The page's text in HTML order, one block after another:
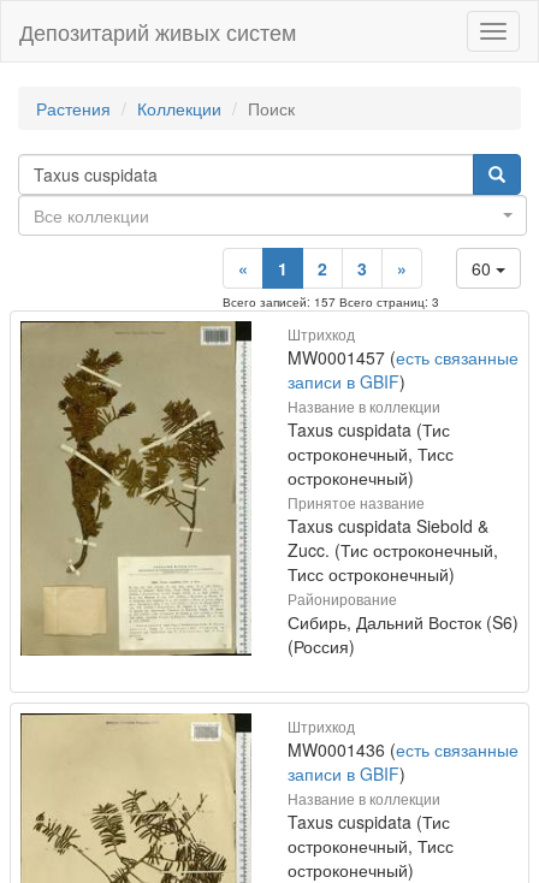
Депозитарий живых систем
Растения Коллекции Поиск
Все коллекции
60
« 1 2 3 »
Всего записей: 157 Всего страниц: 3
Штрихкод
MW0001457 (есть связанные
записи в GBIF)
Название в коллекции
Taxus cuspidata (Тис
остроконечный, Тисс
остроконечный)
Принятое название
Taxus cuspidata Siebold &
Zucc. (Тис остроконечный,
Тисс остроконечный)
Районирование
Сибирь, Дальний Восток (S6)
(Россия)
Штрихкод
MW0001436 (есть связанные
записи в GBIF)
Название в коллекции
Taxus cuspidata (Тис
остроконечный, Тисс
остроконечный)